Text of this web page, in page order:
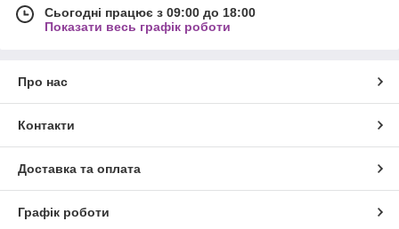
Сьогодні працює з 09:00 до 18:00
Показати весь графік роботи
Про нас
Контакти
Доставка та оплата
Графік роботи